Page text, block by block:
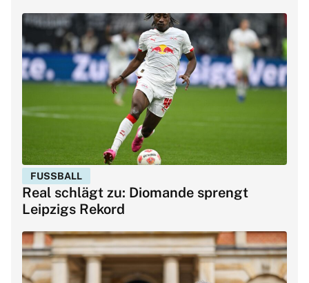
FUSSBALL
Real schlägt zu: Diomande sprengt
Leipzigs Rekord